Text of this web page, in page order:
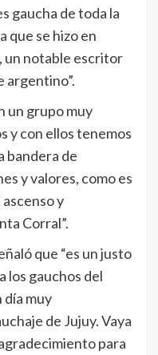
gaucha de toda la
que se hizo en
un notable escritor
argentino”.
un grupo muy
y con ellos tenemos
bandera de
y valores, como es
ascenso y
Corral”.
que “es un justo
los gauchos del
día muy
de Jujuy. Vaya
para